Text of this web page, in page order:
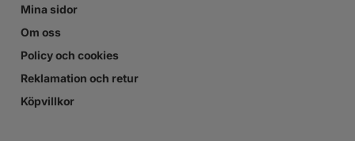
Mina sidor
Om oss
Policy och cookies
Reklamation och retur
Köpvillkor